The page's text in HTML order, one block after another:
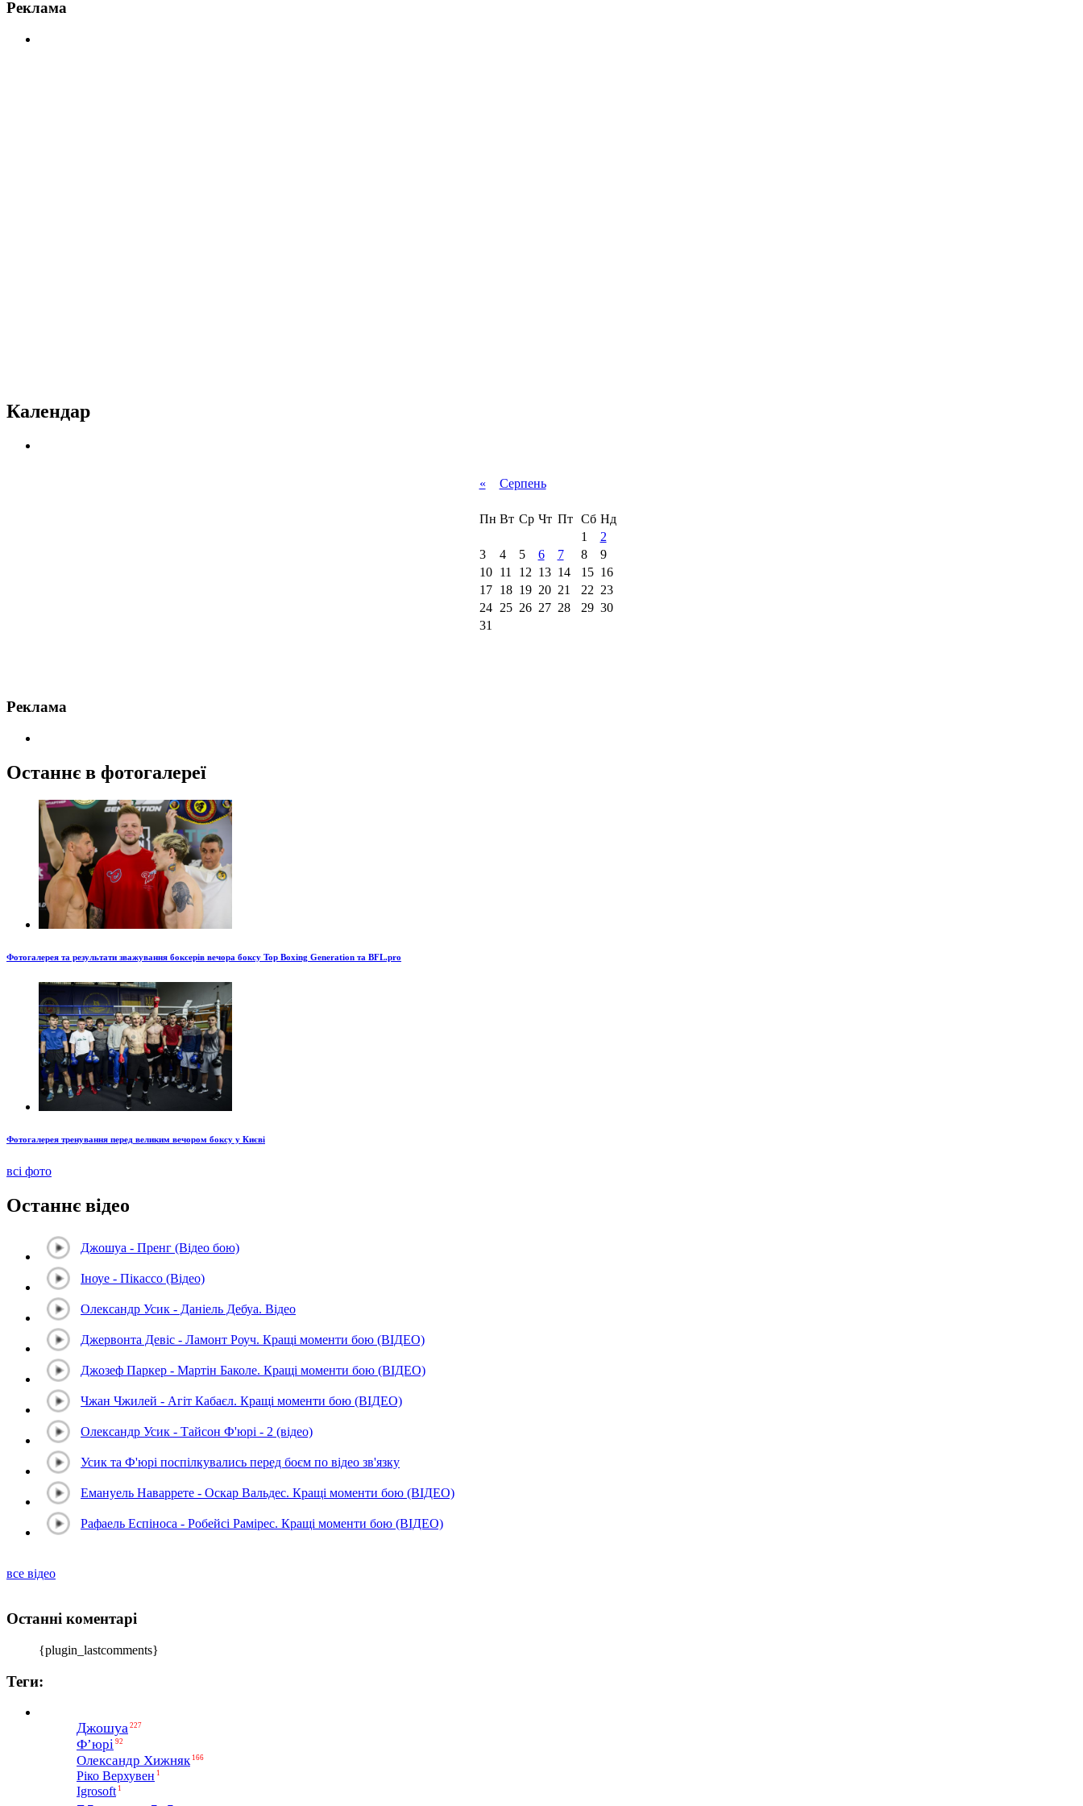
Реклама
Календар
« Серпень
Пн Вт Ср Чт Пт Сб Нд
1
2
3
4 5 6 7 8
9
10
11 12 13 14 15 16
17
18 19 20 21 22 23
24
25 26 27 28 29 30
31
Реклама
Останнє в фотогалереї
Фотогалерея та результати зважування боксерів вечора боксу Top Boxing Generation та BFL.pro
Фотогалерея тренування перед великим вечором боксу у Києві
всі фото
Останнє відео
Джошуа - Пренг (Відео бою)
Іноуе - Пікассо (Відео)
Олександр Усик - Даніель Дебуа. Відео
Джервонта Девіс - Ламонт Роуч. Кращі моменти бою (ВІДЕО)
Джозеф Паркер - Мартін Баколе. Кращі моменти бою (ВІДЕО)
Чжан Чжилей - Агіт Кабаєл. Кращі моменти бою (ВІДЕО)
Олександр Усик - Тайсон Ф'юрі - 2 (відео)
Усик та Ф'юрі поспілкувались перед боєм по відео зв'язку
Емануель Наваррете - Оскар Вальдес. Кращі моменти бою (ВІДЕО)
Рафаель Еспіноса - Робейсі Рамірес. Кращі моменти бою (ВІДЕО)
все відео
Останні коментарі
{plugin_lastcomments}
Теги:
Джошуа 227
Ф’юрі 92
Олександр Хижняк 166
Ріко Верхувен 1
Igrosoft 1